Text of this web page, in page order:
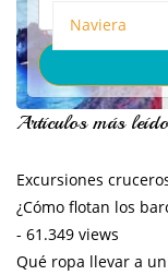
Naviera
Artículos más
Excursiones
¿Cómo flotan los
- 61.349 views
Qué ropa llevar a